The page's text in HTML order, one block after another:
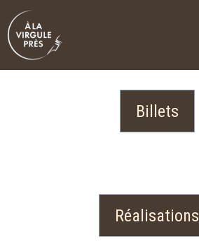
Billets
Réalisations